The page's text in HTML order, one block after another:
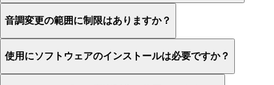
音調変更の範囲に制限はありますか？
使用にソフトウェアのインストールは必要ですか？